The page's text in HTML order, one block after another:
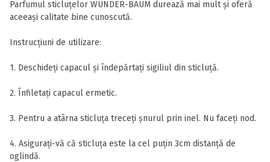
Parfumul sticluțelor WUNDER-BAUM durează mai mult și oferă
aceeași calitate bine cunoscută.
Instrucțiuni de utilizare:
1. Deschideți capacul și îndepărtați sigiliul din sticluță.
2. Înfiletați capacul ermetic.
3. Pentru a atârna sticluța treceți șnurul prin inel. Nu faceți nod.
4. Asigurați-vă că sticluța este la cel puțin 3cm distanță de
oglindă.